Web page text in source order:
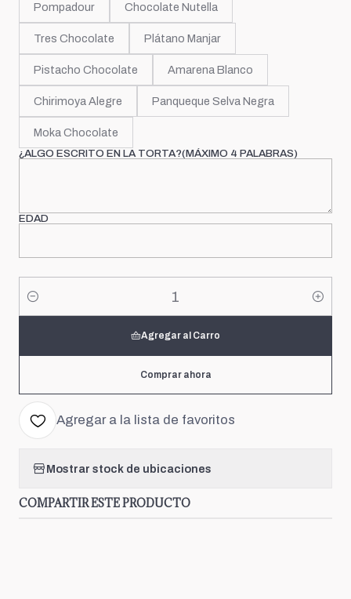
Pompadour Chocolate Nutella
Tres Chocolate Plátano Manjar
Pistacho Chocolate Amarena Blanco
Chirimoya Alegre Panqueque Selva Negra
Moka Chocolate
¿ALGO ESCRITO EN LA TORTA?(MÁXIMO 4 PALABRAS)
EDAD
Cantidad
Agregar al Carro
Comprar ahora
Agregar a la lista de favoritos
Mostrar stock de ubicaciones
COMPARTIR ESTE PRODUCTO